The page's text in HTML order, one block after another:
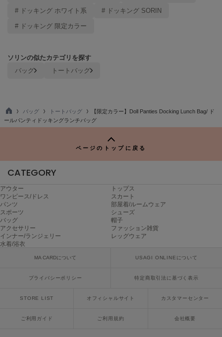
ニューバランス
nezu
NIKE
null.
ヌル
Onitsuka Tiger
オニツカ タイガー
ORGUE
オルグ
ORR
パトリック
Philly chocolate
# ドッキング ホワイト系 # ドッキング SORIN
# ドッキング 限定カラー
ソリンの似たカテゴリを探す
バッグ トートバッグ
TO
P
バッグ トートバッグ
【限定カラー】Doll Panties Docking Lunch Bag/ ド
ールパンティドッキングランチバッグ
ページのトップに戻る
CATEGORY
アウター
トップス
ワンピース/ドレス
スカート
パンツ
部屋着/ルームウェア
スポーツ
シューズ
バッグ
帽子
アクセサリー
ファッション雑貨
インナー/ランジェリー
レッグウェア
水着/浴衣
MA CARDについて USAGI ONLINEについて
プライバシーポリシー 特定商取引法に基づく表示
STORE LIST オフィシャルサイト カスタマーセンター
ご利用ガイド ご利用規約 会社概要